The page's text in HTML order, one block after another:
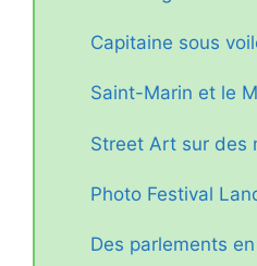
Capitaine sous
Saint-Marin et le
Street Art sur des
Photo Festival
Des parlements